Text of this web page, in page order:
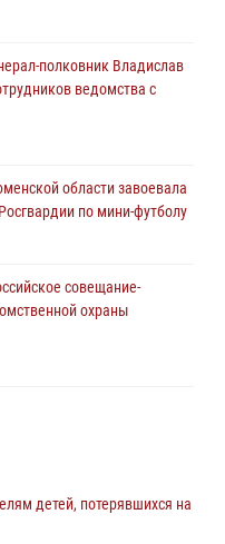
полковник Владислав
ведомства с
области завоевала
по мини-футболу
совещание-
охраны
годы при исполнении
центре Уральского
детей, потерявшихся на